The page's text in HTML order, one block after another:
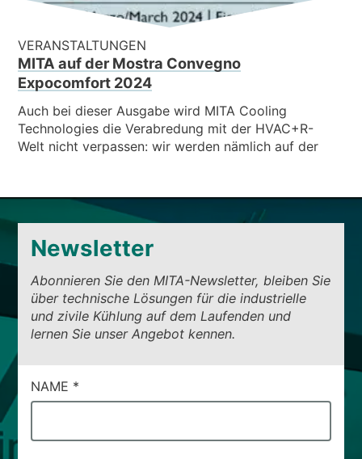
VERANSTALTUNGEN
MITA auf der Mostra Convegno
Expocomfort 2024
Auch bei dieser Ausgabe wird MITA Cooling
Technologies die Verabredung mit der HVAC+R-
Welt nicht verpassen: wir werden nämlich auf der
Newsletter
Abonnieren Sie den MITA-Newsletter, bleiben Sie
über technische Lösungen für die industrielle
und zivile Kühlung auf dem Laufenden und
lernen Sie unser Angebot kennen.
CAMPI
DI
NAME *